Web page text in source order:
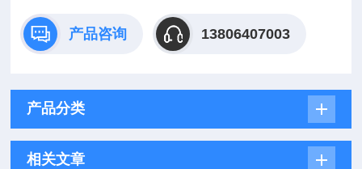
产品咨询 13806407003
产品分类
相关文章